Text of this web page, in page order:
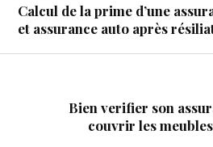
Calcul de la prime d’une
et assurance auto après
Bien verifier son
couvrir les